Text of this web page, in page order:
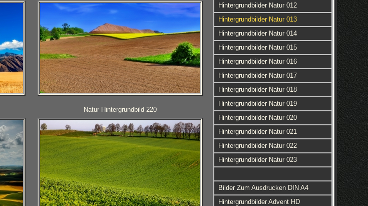
Natur Hintergrundbild 220
Hintergrundbilder Natur 012
Hintergrundbilder Natur 013
Hintergrundbilder Natur 014
Hintergrundbilder Natur 015
Hintergrundbilder Natur 016
Hintergrundbilder Natur 017
Hintergrundbilder Natur 018
Hintergrundbilder Natur 019
Hintergrundbilder Natur 020
Hintergrundbilder Natur 021
Hintergrundbilder Natur 022
Hintergrundbilder Natur 023
Bilder Zum Ausdrucken DIN A4
Hintergrundbilder Advent HD